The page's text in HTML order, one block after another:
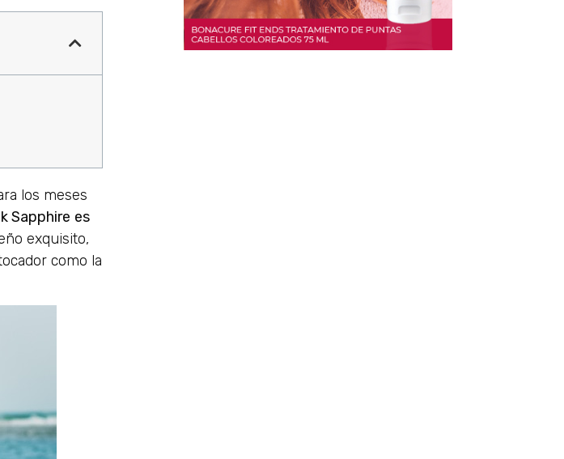
los meses
Sapphire es
exquisito,
como la